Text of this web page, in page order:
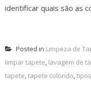
identificar quais são as
Posted in Limpeza de
limpar tapete, lavagem de
tapete,tapete colorido,